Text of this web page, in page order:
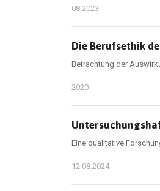
08.2023
Die Berufsethik
Betrachtung der
2020
Eine qualitative
12.08.2024